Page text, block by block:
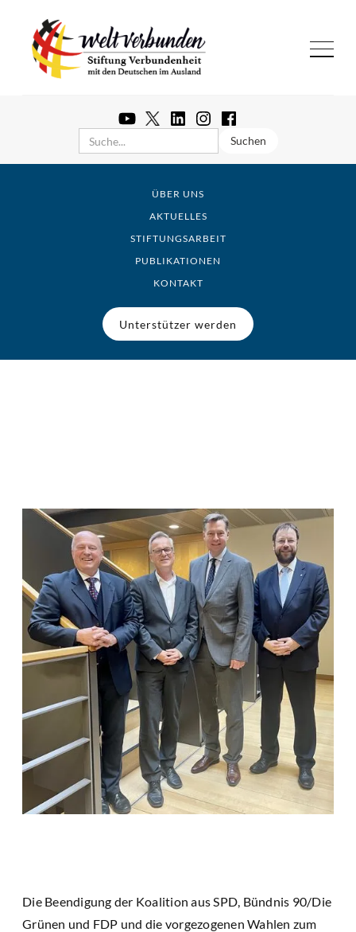
ÜBER UNS
AKTUELLES
STIFTUNGSARBEIT
PUBLIKATIONEN
KONTAKT
Unterstützer werden
Die Beendigung der Koalition aus SPD, Bündnis 90/Die
Grünen und FDP und die vorgezogenen Wahlen zum